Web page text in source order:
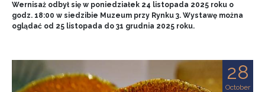
Wernisaż odbył się w poniedziałek 24 listopada 2025 roku o
godz. 18:00 w siedzibie Muzeum przy Rynku 3. Wystawę można
oglądać od 25 listopada do 31 grudnia 2025 roku.
28
October